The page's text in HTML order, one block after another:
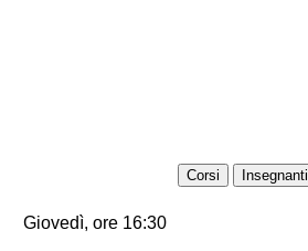
Corsi Insegnanti
Giovedì, ore 16:30